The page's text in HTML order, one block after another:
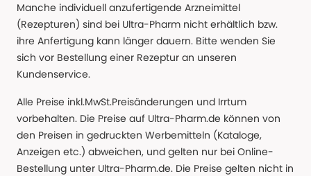
Manche individuell anzufertigende Arzneimittel
(Rezepturen) sind bei Ultra-Pharm nicht erhältlich bzw.
ihre Anfertigung kann länger dauern. Bitte wenden Sie
sich vor Bestellung einer Rezeptur an unseren
Kundenservice.
Alle Preise inkl.MwSt.Preisänderungen und Irrtum
vorbehalten. Die Preise auf Ultra-Pharm.de können von
den Preisen in gedruckten Werbemitteln (Kataloge,
Anzeigen etc.) abweichen, und gelten nur bei Online-
Bestellung unter Ultra-Pharm.de. Die Preise gelten nicht in